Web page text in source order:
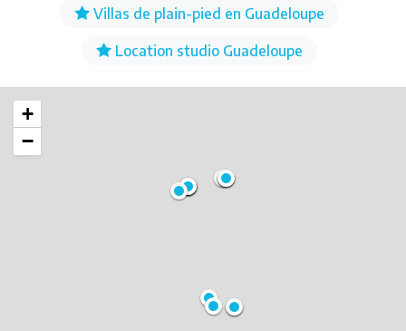
Villas de plain-pied en Guadeloupe
Location studio Guadeloupe
+
−